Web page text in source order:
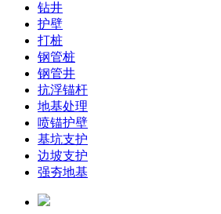
钻井
护壁
打桩
钢管桩
钢管井
抗浮锚杆
地基处理
喷锚护壁
基坑支护
边坡支护
强夯地基